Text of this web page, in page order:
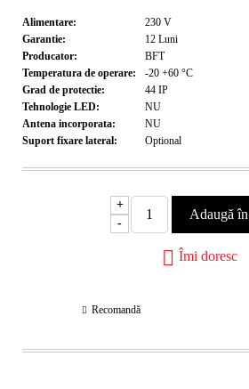
Alimentare: 230 V
Garantie:
12 Luni
Producator:
BFT
Temperatura de operare:
-20 +60 °C
Grad de protectie:
44 IP
Tehnologie LED:
NU
Antena incorporata:
NU
Suport fixare lateral:
Optional
+
-
Îmi doresc
Recomandă